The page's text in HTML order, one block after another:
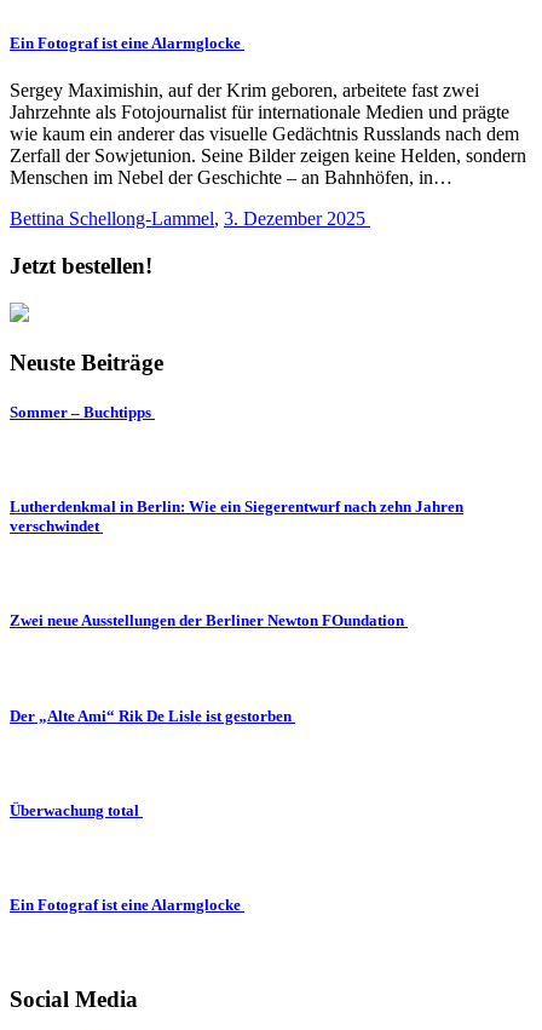
Ein Fotograf ist eine Alarmglocke
Sergey Maximishin, auf der Krim geboren, arbeitete fast zwei
Jahrzehnte als Fotojournalist für internationale Medien und prägte
wie kaum ein anderer das visuelle Gedächtnis Russlands nach dem
Zerfall der Sowjetunion. Seine Bilder zeigen keine Helden, sondern
Menschen im Nebel der Geschichte – an Bahnhöfen, in…
Bettina Schellong-Lammel, 3. Dezember 2025
Jetzt bestellen!
Neuste Beiträge
Sommer – Buchtipps
Lutherdenkmal in Berlin: Wie ein Siegerentwurf nach zehn Jahren
verschwindet
Zwei neue Ausstellungen der Berliner Newton FOundation
Der „Alte Ami“ Rik De Lisle ist gestorben
Überwachung total
Ein Fotograf ist eine Alarmglocke
Social Media